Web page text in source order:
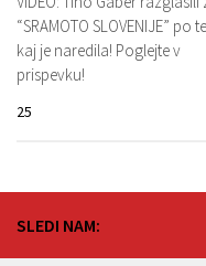
“SRAMOTO SLOVENIJE” po
kaj je naredila! Poglejte v
prispevku!
25
SLEDI NAM: